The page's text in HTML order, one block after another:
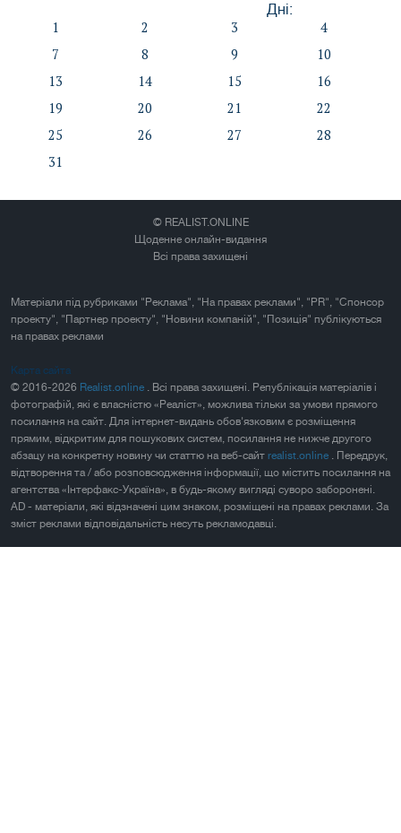
Дні:
1 2 3
4
7
8 9
10
13
14 15
16
19
20 21
22
25
26 27
28
31
© REALIST.ONLINE
Щоденне онлайн-видання
Всі права захищені
Матеріали під рубриками "Реклама", "На правах реклами", "PR", "Спонсор
проекту", "Партнер проекту", "Новини компаній", "Позиція" публікуються
на правах реклами
Карта сайта
© 2016-2026 Realist.online . Всі права захищені. Републікація матеріалів і
фотографій, які є власністю «Реаліст», можлива тільки за умови прямого
посилання на сайт. Для інтернет-видань обов'язковим є розміщення
прямим, відкритим для пошукових систем, посилання не нижче другого
абзацу на конкретну новину чи статтю на веб-сайт realist.online . Передрук,
відтворення та / або розповсюдження інформації, що містить посилання на
агентства «Інтерфакс-Україна», в будь-якому вигляді суворо заборонені.
AD - матеріали, які відзначені цим знаком, розміщені на правах реклами. За
зміст реклами відповідальність несуть рекламодавці.